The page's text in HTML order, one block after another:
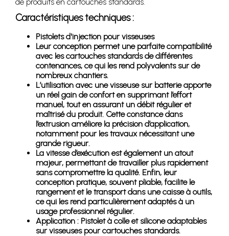
Caractéristiques techniques :
Pistolets d'injection pour visseuses
Leur conception permet une parfaite compatibilité
avec les cartouches standards de différentes
contenances, ce qui les rend polyvalents sur de
nombreux chantiers.
L’utilisation avec une visseuse sur batterie apporte
un réel gain de confort en supprimant l’effort
manuel, tout en assurant un débit régulier et
maîtrisé du produit. Cette constance dans
l’extrusion améliore la précision d’application,
notamment pour les travaux nécessitant une
grande rigueur.
La vitesse d’exécution est également un atout
majeur, permettant de travailler plus rapidement
sans compromettre la qualité. Enfin, leur
conception pratique, souvent pliable, facilite le
rangement et le transport dans une caisse à outils,
ce qui les rend particulièrement adaptés à un
usage professionnel régulier.
Application : Pistolet à colle et silicone adaptables
sur visseuses pour cartouches standards.